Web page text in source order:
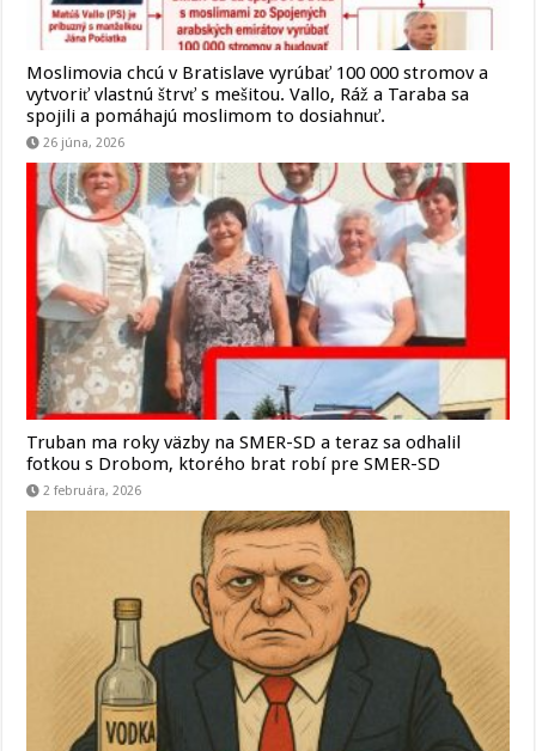
Moslimovia chcú v Bratislave vyrúbať 100 000 stromov a
vytvoriť vlastnú štrvť s mešitou. Vallo, Ráž a Taraba sa
spojili a pomáhajú moslimom to dosiahnuť.
26 júna, 2026
Truban ma roky väzby na SMER-SD a teraz sa odhalil
fotkou s Drobom, ktorého brat robí pre SMER-SD
2 februára, 2026